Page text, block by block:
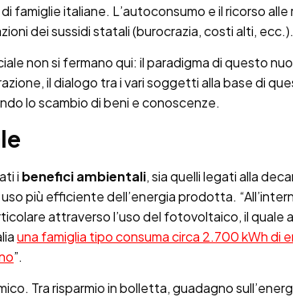
di famiglie italiane. L’autoconsumo e il ricorso
dei sussidi statali (burocrazia, costi alti, ecc.).
non si fermano qui: il paradigma di questo
il dialogo tra i vari soggetti alla base di
lo scambio di beni e conoscenze.
i benefici ambientali, sia quelli legati alla
più efficiente dell’energia prodotta.
attraverso l’uso del fotovoltaico, il
una famiglia tipo consuma circa 2.700 kWh di
”.
Tra risparmio in bolletta, guadagno